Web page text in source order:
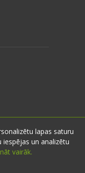
lapas saturu
un analizētu
vairāk.